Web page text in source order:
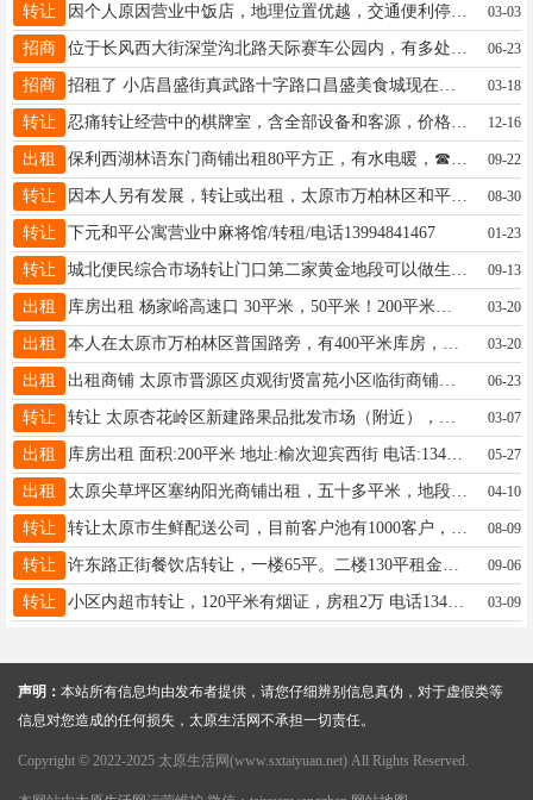
转让 因个人原因营业中饭店，地理位置优越，交通便利停车方便，不需要投资接受即可盈利，地址大井峪街九润装饰城对面，电话18035150184非诚勿扰！ 03-03
招商 06-23
招商 招租了 小店昌盛街真武路十字路口昌盛美食城现在改成南郊便民市场招租了 有想法的联系19935675816 03-18
转让 忍痛转让经营中的棋牌室，含全部设备和客源，价格美丽，诚意可谈，证件齐全，客源稳定，省心省力，当天接手当天营业 联系电话:17696267333 13643483352 12-16
出租 09-22
转让 因本人另有发展，转让或出租，太原市万柏林区和平北路诊所，80平米临街底商，可空转，里面干净卫生，联系电话：18235132811、15132283327微信同号 08-30
转让 下元和平公寓营业中麻将馆/转租/电话13994841467 01-23
转让 09-13
出租 库房出租 杨家峪高速口 30平米，50平米！200平米！水电暖齐全（可住宿）！交通便利！联系电话18634318915 03-20
出租 03-20
出租 出租商铺 太原市晋源区贞观街贤富苑小区临街商铺（原正新鸡排），位置好、人流量大。 联系电话：18734926555 06-23
转让 03-07
出租 库房出租 面积:200平米 地址:榆次迎宾西街 电话:13403667760 05-27
出租 太原尖草坪区塞纳阳光商铺出租，五十多平米，地段优越，周围小区多，可做鲜花，理发，诊所，超市等，联系电话18735373209 04-10
转让 08-09
转让 09-06
转让 小区内超市转让，120平米有烟证，房租2万 电话13453187919 03-09
声明： 本站所有信息均由发布者提供，请您仔细辨别信息真伪，对于虚假类等
信息对您造成的任何损失，太原生活网不承担一切责任。
Copyright © 2022-2025 太原生活网(www.sxtaiyuan.net) All Rights Reserved.